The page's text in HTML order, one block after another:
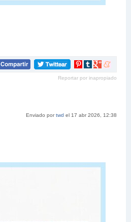
Compartir
Pinterest
Compartir
tumblr
Compartir
Google+
Compartir
meneame
Reportar por inapropiado
Enviado portwd el 17 abr 2026, 12:38